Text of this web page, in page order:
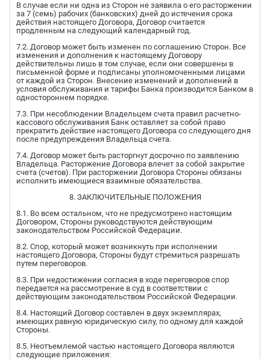
В случае если ни одна из Сторон не заявила о его расторжении
за 7 (семь) рабочих (банковских) дней до истечения срока
действия настоящего Договора, Договор считается
продленным на следующий календарный год.
7.2. Договор может быть изменен по соглашению Сторон. Все
изменения и дополнения к настоящему Договору
действительны лишь в том случае, если они совершены в
письменной форме и подписаны уполномоченными лицами
от каждой из Сторон. Внесение изменений и дополнений в
условия обслуживания и тарифы Банка производится Банком в
одностороннем порядке.
7.3. При несоблюдении Владельцем счета правил расчетно-
кассового обслуживания Банк оставляет за собой право
прекратить действие настоящего Договора со следующего дня
после предупреждения Владельца счета.
7.4. Договор может быть расторгнут досрочно по заявлению
Владельца. Расторжение Договора влечет за собой закрытие
счета (счетов). При расторжении Договора Стороны обязаны
исполнить имеющиеся взаимные обязательства.
8. ЗАКЛЮЧИТЕЛЬНЫЕ ПОЛОЖЕНИЯ
8.1. Во всем остальном, что не предусмотрено настоящим
Договором, Стороны руководствуются действующим
законодательством Российской Федерации.
8.2. Спор, который может возникнуть при исполнении
настоящего Договора, Стороны будут стремиться разрешать
путем переговоров.
8.3. При недостижении согласия в ходе переговоров спор
передается на рассмотрение в суд в соответствии с
действующим законодательством Российской Федерации.
8.4. Настоящий Договор составлен в двух экземплярах,
имеющих равную юридическую силу, по одному для каждой
Стороны.
8.5. Неотъемлемой частью настоящего Договора являются
следующие приложения: